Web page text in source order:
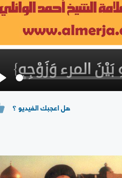
هل اعجبك الفيديو ؟